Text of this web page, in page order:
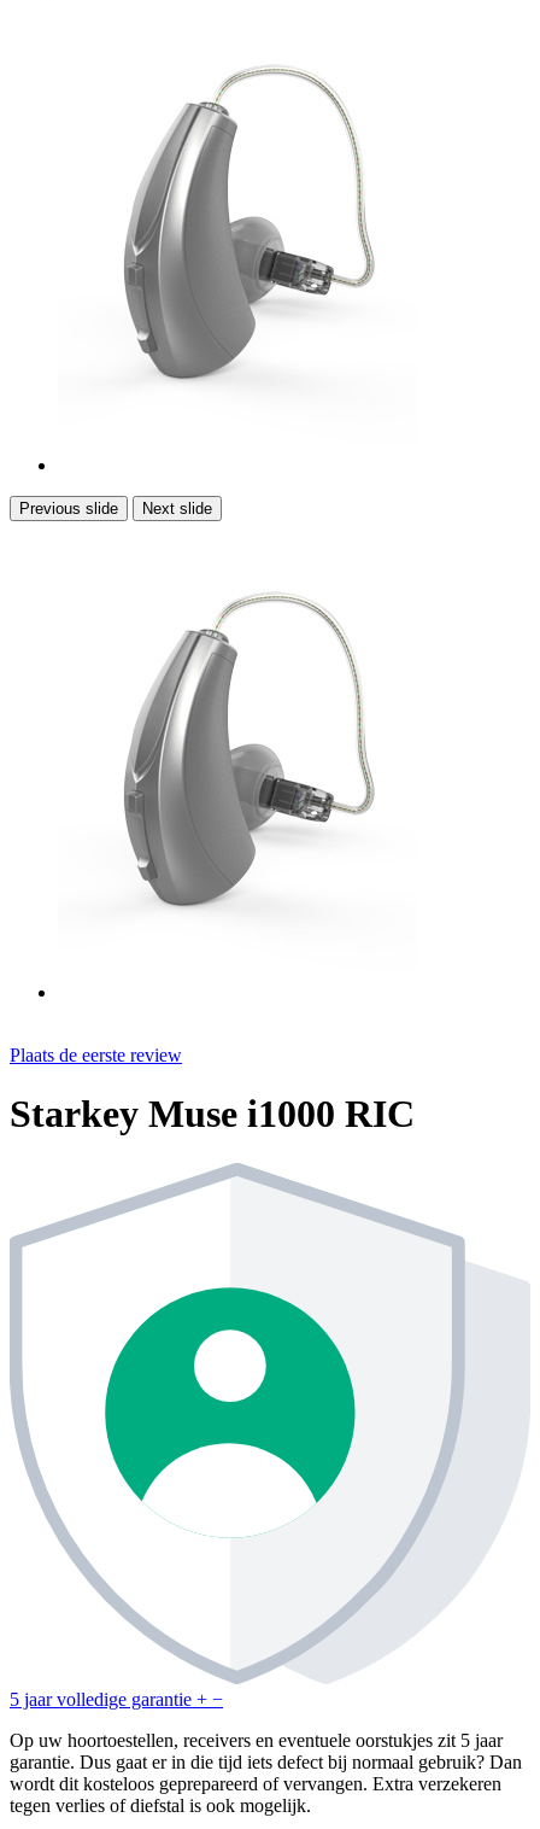
Previous slide Next slide
Plaats de eerste review
Starkey Muse i1000 RIC
5 jaar volledige garantie + −
Op uw hoortoestellen, receivers en eventuele oorstukjes zit 5 jaar
garantie. Dus gaat er in die tijd iets defect bij normaal gebruik? Dan
wordt dit kosteloos geprepareerd of vervangen. Extra verzekeren
tegen verlies of diefstal is ook mogelijk.